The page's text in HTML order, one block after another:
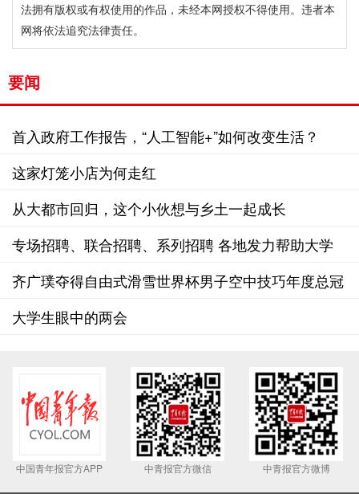
法拥有版权或有权使用的作品，未经本网授权不得使用。违者本
网将依法追究法律责任。
要闻
首入政府工作报告，“人工智能+”如何改变生活？
这家灯笼小店为何走红
从大都市回归，这个小伙想与乡土一起成长
专场招聘、联合招聘、系列招聘 各地发力帮助大学
生就业
齐广璞夺得自由式滑雪世界杯男子空中技巧年度总冠
军
大学生眼中的两会
中国青年报官方APP 中青报官方微信 中青报官方微博